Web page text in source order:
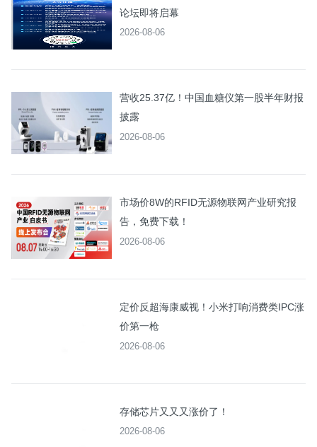
论坛即将启幕
2026-08-06
营收25.37亿！中国血糖仪第一股半年财报
披露
2026-08-06
市场价8W的RFID无源物联网产业研究报
告，免费下载！
2026-08-06
定价反超海康威视！小米打响消费类IPC涨
价第一枪
2026-08-06
存储芯片又又又涨价了！
2026-08-06